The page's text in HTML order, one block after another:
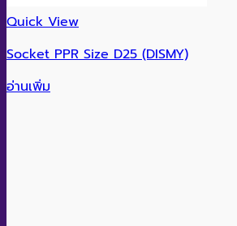
Quick View
Socket PPR Size D25 (DISMY)
อ่านเพิ่ม